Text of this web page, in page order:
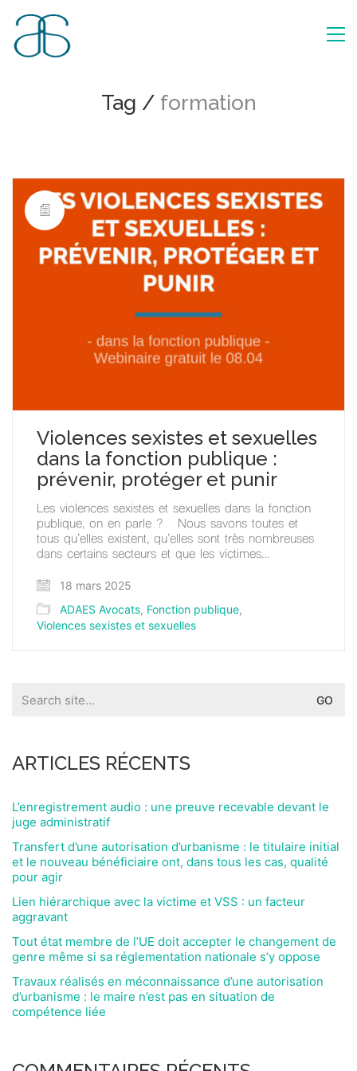
Tag / formation
Violences sexistes et sexuelles
dans la fonction publique :
prévenir, protéger et punir
Les violences sexistes et sexuelles dans la fonction
publique, on en parle ? Nous savons toutes et
tous qu’elles existent, qu’elles sont très nombreuses
dans certains secteurs et que les victimes…
18 mars 2025
ADAES Avocats, Fonction publique,
Violences sexistes et sexuelles
for:
ARTICLES RÉCENTS
L’enregistrement audio : une preuve recevable devant le
juge administratif
Transfert d’une autorisation d’urbanisme : le titulaire initial
et le nouveau bénéficiaire ont, dans tous les cas, qualité
pour agir
Lien hiérarchique avec la victime et VSS : un facteur
aggravant
Tout état membre de l’UE doit accepter le changement de
genre même si sa réglementation nationale s’y oppose
Travaux réalisés en méconnaissance d’une autorisation
d’urbanisme : le maire n’est pas en situation de
compétence liée